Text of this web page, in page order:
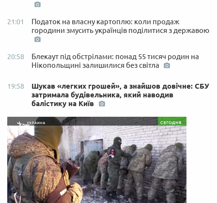
21:01
Податок на власну картоплю: коли продаж
городини змусить українців поділитися з державою
20:58
Блекаут під обстрілами: понад 55 тисяч родин на
Нікопольщині залишилися без світла
19:58
Шукав «легких грошей», а знайшов довічне: СБУ
затримала будівельника, який наводив
балістику на Київ